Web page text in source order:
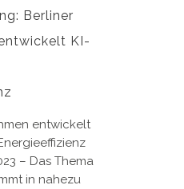
Berliner
KI-
entwickelt
– Das Thema
in nahezu